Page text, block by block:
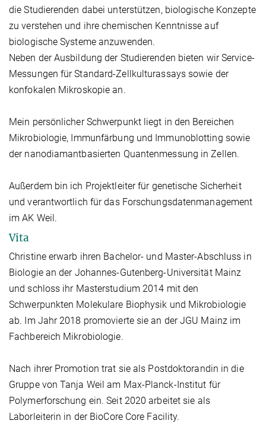
die Studierenden dabei unterstützen, biologische Konzepte
zu verstehen und ihre chemischen Kenntnisse auf
biologische Systeme anzuwenden.
Neben der Ausbildung der Studierenden bieten wir Service-
Messungen für Standard-Zellkulturassays sowie der
konfokalen Mikroskopie an.
Mein persönlicher Schwerpunkt liegt in den Bereichen
Mikrobiologie, Immunfärbung und Immunoblotting sowie
der nanodiamantbasierten Quantenmessung in Zellen.
Außerdem bin ich Projektleiter für genetische Sicherheit
und verantwortlich für das Forschungsdatenmanagement
im AK Weil.
Vita
Christine erwarb ihren Bachelor- und Master-Abschluss in
Biologie an der Johannes-Gutenberg-Universität Mainz
und schloss ihr Masterstudium 2014 mit den
Schwerpunkten Molekulare Biophysik und Mikrobiologie
ab. Im Jahr 2018 promovierte sie an der JGU Mainz im
Fachbereich Mikrobiologie.
Nach ihrer Promotion trat sie als Postdoktorandin in die
Gruppe von Tanja Weil am Max-Planck-Institut für
Polymerforschung ein. Seit 2020 arbeitet sie als
Laborleiterin in der BioCore Core Facility.